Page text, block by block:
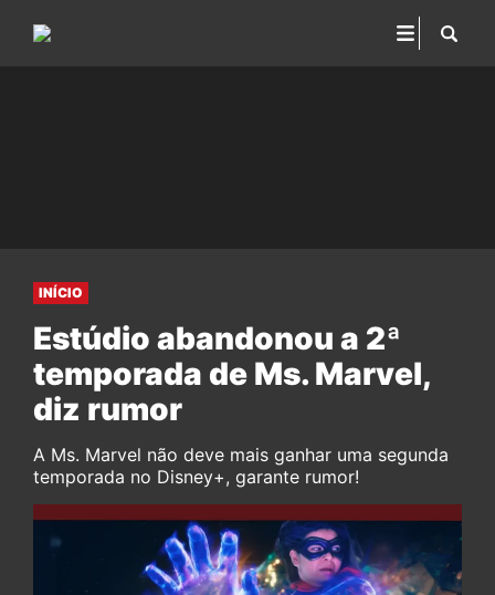
INÍCIO
Estúdio abandonou a 2ª
temporada de Ms. Marvel,
diz rumor
A Ms. Marvel não deve mais ganhar uma segunda
temporada no Disney+, garante rumor!